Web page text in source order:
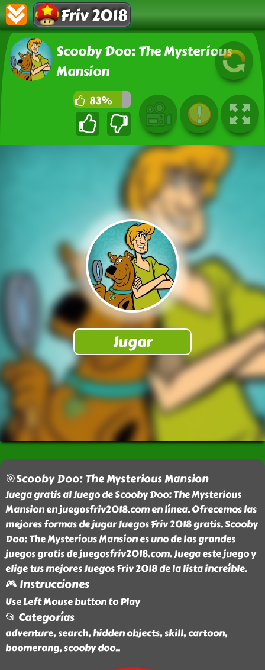
Friv 2018
Scooby Doo: The Mysterious
Mansion
83%
🎯Scooby Doo: The Mysterious Mansion
Juega gratis al Juego de Scooby Doo: The Mysterious
Mansion en juegosfriv2018.com en línea. Ofrecemos las
mejores formas de jugar Juegos Friv 2018 gratis. Scooby
Doo: The Mysterious Mansion es uno de los grandes
juegos gratis de juegosfriv2018.com. Juega este juego y
elige tus mejores Juegos Friv 2018 de la lista increíble.
🎮 Instrucciones
Use Left Mouse button to Play
📂 Categorías
adventure, search, hidden objects, skill, cartoon,
boomerang, scooby doo..